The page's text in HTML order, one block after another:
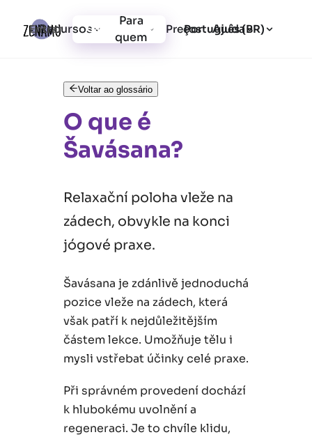
Recursos
Para
quem
Preços Ajuda
Entrar Cadastrar-se Português (BR)
Voltar ao glossário
O que é
Šavásana?
Relaxační poloha vleže na
zádech, obvykle na konci
jógové praxe.
Šavásana je zdánlivě jednoduchá
pozice vleže na zádech, která
však patří k nejdůležitějším
částem lekce. Umožňuje tělu i
mysli vstřebat účinky celé praxe.
Při správném provedení dochází
k hlubokému uvolnění a
regeneraci. Je to chvíle klidu,